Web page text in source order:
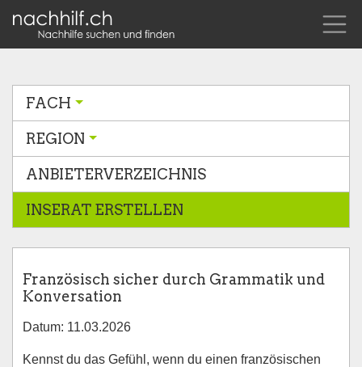
FACH
REGION
ANBIETERVERZEICHNIS
INSERAT ERSTELLEN
Französisch sicher durch Grammatik und
Konversation
Datum: 11.03.2026
Kennst du das Gefühl, wenn du einen französischen